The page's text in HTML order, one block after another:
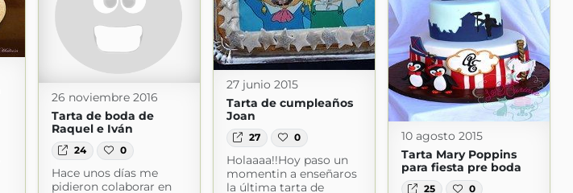
27 junio 2015
Tarta de cumpleaños
Joan
27 0
Holaaaa!!Hoy paso un
momentin a enseñaros
la última tarta de
26 noviembre 2016
Tarta de boda de
Raquel e Iván
24 0
Hace unos días me
pidieron colaborar en
10 agosto 2015
Tarta Mary Poppins
para fiesta pre boda
25 0